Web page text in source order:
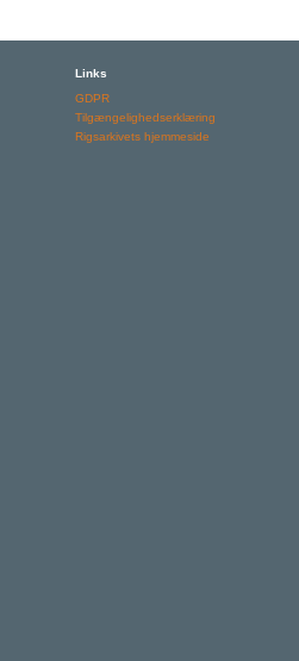
Links
GDPR
Tilgængelighedserklæring
Rigsarkivets hjemmeside